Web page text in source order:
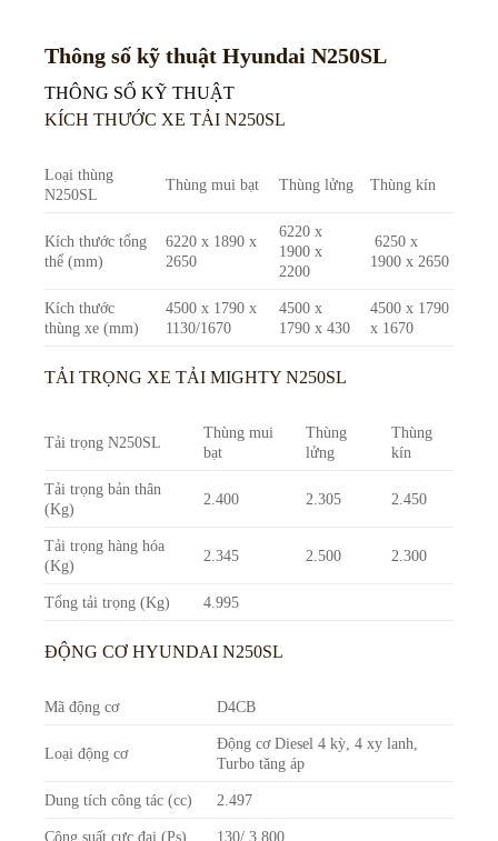
Thông số kỹ thuật Hyundai N250SL
THÔNG SỐ KỸ THUẬT
KÍCH THƯỚC XE TẢI N250SL
Loại thùng
N250SL
Thùng mui bạt Thùng lửng Thùng kín
Kích thước tổng
thể (mm)
6220 x 1890 x
2650
6220 x
1900 x
2200
6250 x
1900 x 2650
Kích thước
thùng xe (mm)
4500 x 1790 x
1130/1670
4500 x
1790 x 430
4500 x 1790
x 1670
TẢI TRỌNG XE TẢI MIGHTY N250SL
Tải trọng N250SL
Thùng mui
bạt
Thùng
lửng
Thùng
kín
Tải trọng bản thân
(Kg)
2.400 2.305 2.450
Tải trọng hàng hóa
(Kg)
2.345 2.500 2.300
Tổng tải trọng (Kg) 4.995
ĐỘNG CƠ HYUNDAI N250SL
Mã động cơ D4CB
Loại động cơ
Động cơ Diesel 4 kỳ, 4 xy lanh,
Turbo tăng áp
Dung tích công tác (cc) 2.497
Công suất cực đại (Ps) 130/ 3.800